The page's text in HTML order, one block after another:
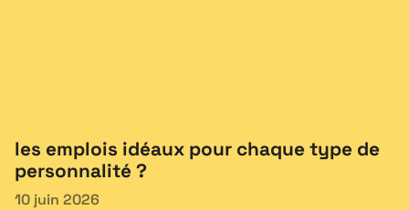
les emplois idéaux pour chaque type de
personnalité ?
10 juin 2026